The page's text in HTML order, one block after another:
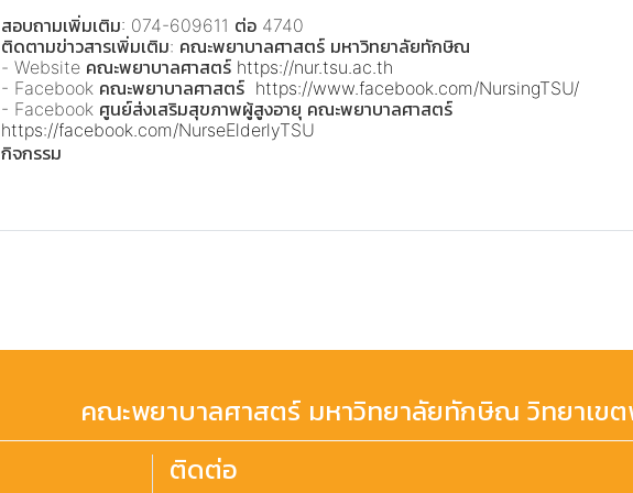
สอบถามเพิ่มเติม: 074-609611 ต่อ 4740
ติดตามข่าวสารเพิ่มเติม: คณะพยาบาลศาสตร์ มหาวิทยาลัยทักษิณ
- Website คณะพยาบาลศาสตร์ https://nur.tsu.ac.th
- Facebook คณะพยาบาลศาสตร์ https://www.facebook.com/NursingTSU/
- Facebook ศูนย์ส่งเสริมสุขภาพผู้สูงอายุ คณะพยาบาลศาสตร์
https://facebook.com/NurseElderlyTSU
กิจกรรม
คณะพยาบาลศาสตร์ มหาวิทยาลัยทักษิณ วิทยาเข
ติดต่อ